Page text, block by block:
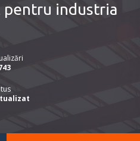
pentru industria